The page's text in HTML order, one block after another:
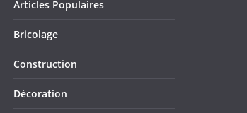
Articles Populaires
Bricolage
Construction
Décoration